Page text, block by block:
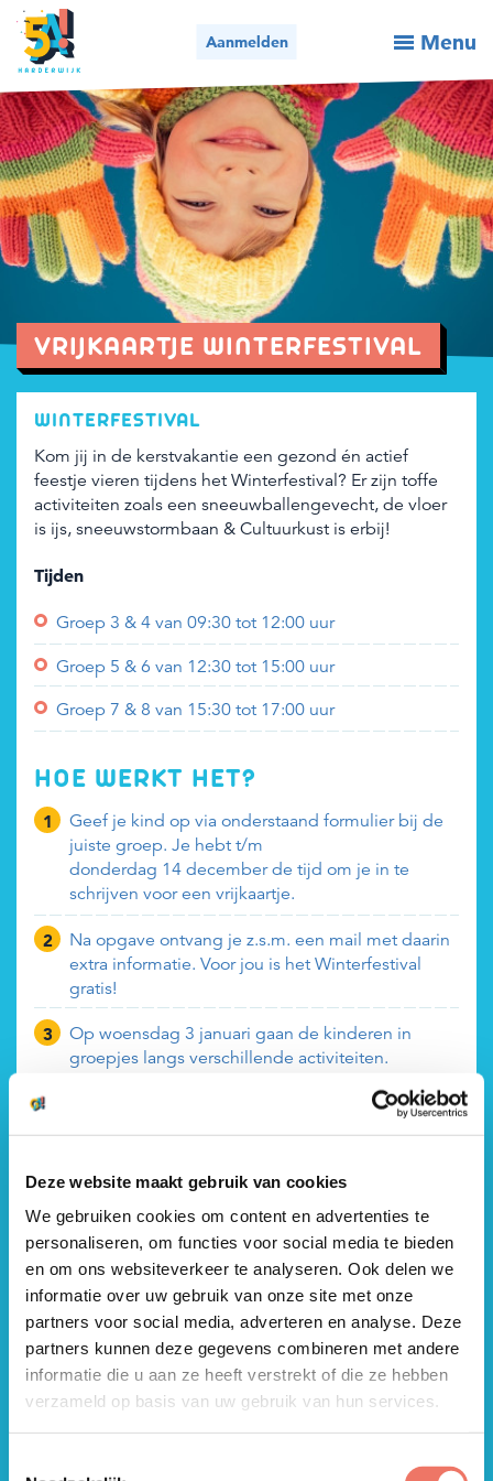
Deze website maakt gebruik van cookies
We gebruiken cookies om content en advertenties te
personaliseren, om functies voor social media te bieden
en om ons websiteverkeer te analyseren. Ook delen we
informatie over uw gebruik van onze site met onze
partners voor social media, adverteren en analyse. Deze
partners kunnen deze gegevens combineren met andere
informatie die u aan ze heeft verstrekt of die ze hebben
verzameld op basis van uw gebruik van hun services.
Aanmelden Menu
Activiteiten / aanmelden
Wie we zijn
Wat we doen
Voor organisaties
Nieuws
Bel ons Mail ons
Zoeken
Zoeken Organisatie login
VRIJKAARTJE WINTERFESTIVAL
WINTERFESTIVAL
Kom jij in de kerstvakantie een gezond én actief
feestje vieren tijdens het Winterfestival? Er zijn toffe
activiteiten zoals een sneeuwballengevecht, de vloer
is ijs, sneeuwstormbaan & Cultuurkust is erbij!
Tijden
Groep 3 & 4 van 09:30 tot 12:00 uur
Groep 5 & 6 van 12:30 tot 15:00 uur
Groep 7 & 8 van 15:30 tot 17:00 uur
HOE WERKT HET?
Geef je kind op via onderstaand formulier bij de
juiste groep. Je hebt t/m
donderdag 14 december de tijd om je in te
schrijven voor een vrijkaartje.
Na opgave ontvang je z.s.m. een mail met daarin
extra informatie. Voor jou is het Winterfestival
gratis!
Op woensdag 3 januari gaan de kinderen in
groepjes langs verschillende activiteiten.
IK WIL EEN VRIJKAARTJE VOOR
HET WINTERFESTIVAL
Na het invullen van onderstaand formulier heb
jij gratistoegang tot het Winterfestival.
Emailadres*
Herhaal emailadres *